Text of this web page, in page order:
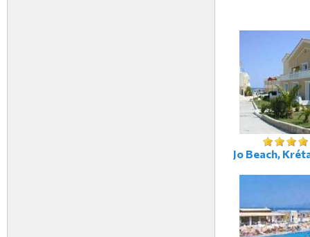
Jo Beach,